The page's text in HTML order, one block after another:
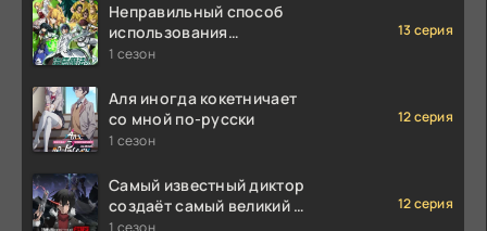
Неправильный способ
использования
исцеляющей магии
1 сезон
13 серия
Аля иногда кокетничает
со мной по-русски
1 сезон
12 серия
Самый известный диктор
создаёт самый великий в
мире клан
12 серия